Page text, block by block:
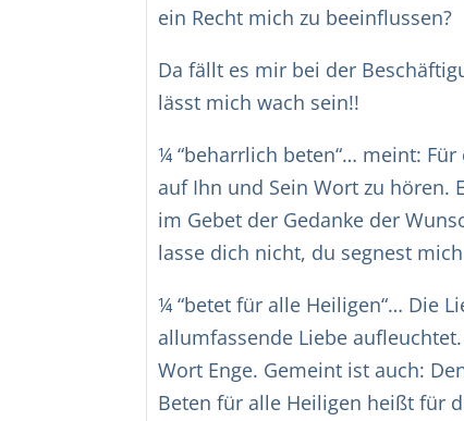
ein Recht mich zu beeinflussen?
Da fällt es mir bei der
lässt mich wach sein!!
¼ “beharrlich beten“… meint:
auf Ihn und Sein Wort zu hören.
im Gebet der Gedanke der
lasse dich nicht, du segnest
¼ “betet für alle Heiligen“… Die
allumfassende Liebe
Wort Enge. Gemeint ist auch:
Beten für alle Heiligen heißt für